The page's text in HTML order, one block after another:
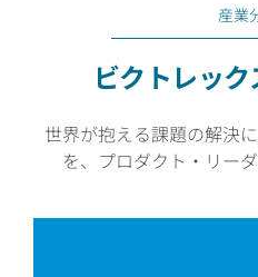
産業
ビクトレッ
世界が抱える課題の解決
を、プロダクト・リー